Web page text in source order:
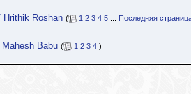
Hrithik Roshan ( 1 2 3 4 5
Последняя
Babu ( 1 2 3 4 )